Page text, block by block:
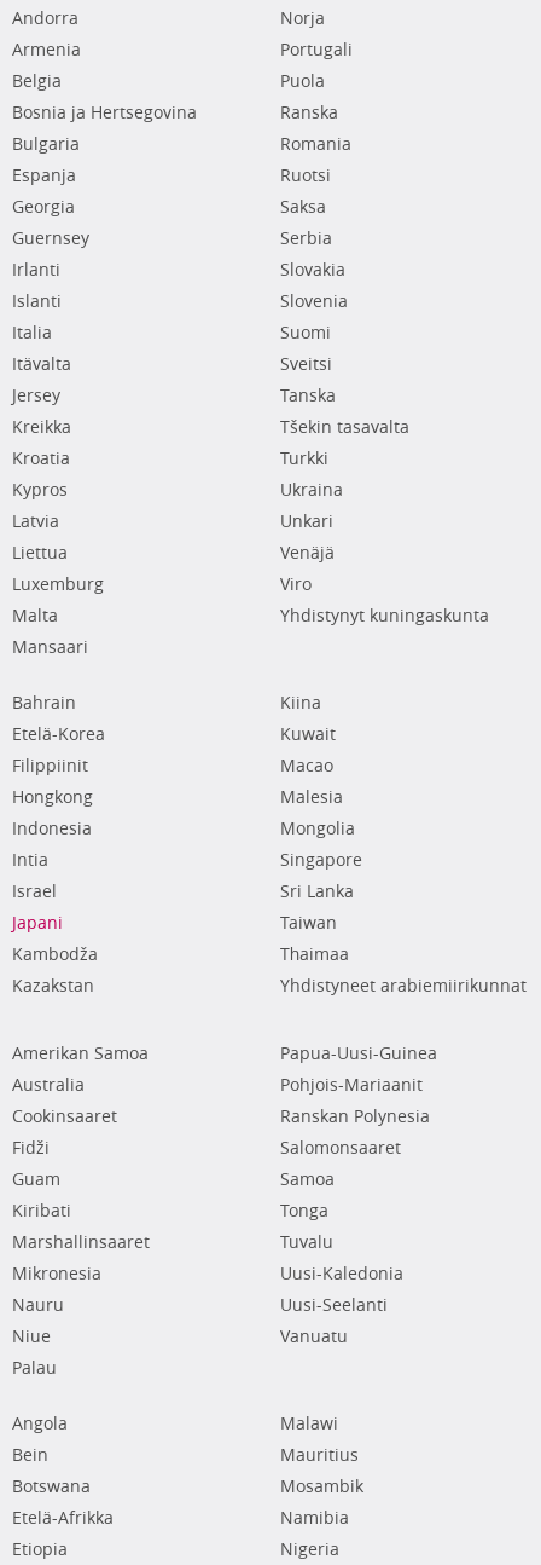
Andorra
Armenia
Belgia
Bosnia ja Hertsegovina
Bulgaria
Espanja
Georgia
Guernsey
Irlanti
Islanti
Italia
Itävalta
Jersey
Kreikka
Kroatia
Kypros
Latvia
Liettua
Luxemburg
Malta
Mansaari
Norja
Portugali
Puola
Ranska
Romania
Ruotsi
Saksa
Serbia
Slovakia
Slovenia
Suomi
Sveitsi
Tanska
Tšekin tasavalta
Turkki
Ukraina
Unkari
Venäjä
Viro
Yhdistynyt kuningaskunta
Bahrain
Etelä-Korea
Filippiinit
Hongkong
Indonesia
Intia
Israel
Japani
Kambodža
Kazakstan
Kiina
Kuwait
Macao
Malesia
Mongolia
Singapore
Sri Lanka
Taiwan
Thaimaa
Yhdistyneet arabiemiirikunnat
Amerikan Samoa
Australia
Cookinsaaret
Fidži
Guam
Kiribati
Marshallinsaaret
Mikronesia
Nauru
Niue
Palau
Papua-Uusi-Guinea
Pohjois-Mariaanit
Ranskan Polynesia
Salomonsaaret
Samoa
Tonga
Tuvalu
Uusi-Kaledonia
Uusi-Seelanti
Vanuatu
Angola
Bein
Botswana
Etelä-Afrikka
Etiopia
Malawi
Mauritius
Mosambik
Namibia
Nigeria